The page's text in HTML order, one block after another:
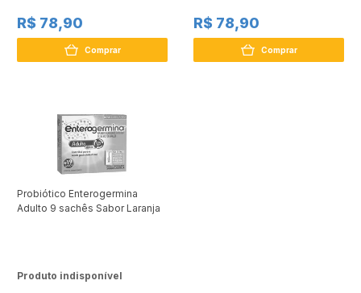
R$ 78,90
Comprar
R$ 78,90
Comprar
Probiótico Enterogermina
Adulto 9 sachês Sabor Laranja
Produto indisponível